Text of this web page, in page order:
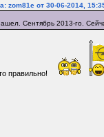
zom81e от 30-06-2014,
Сентябрь 2013-го.
правильно!